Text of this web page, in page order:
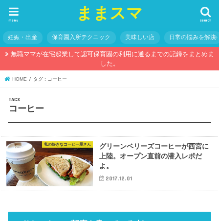
ままスマ search
menu
妊娠・出産 保育園入所テクニック 美味しい店 日常の悩みを解決
無職ママが在宅起業して認可保育園の利用に通るまでの記録をまとめま
した。
HOME タグ : コーヒー
コーヒー
私の好きなコーヒー屋さん
グリーンベリーズコーヒーが西宮に
上陸。オープン直前の潜入レポだ
よ。
2017.12.01